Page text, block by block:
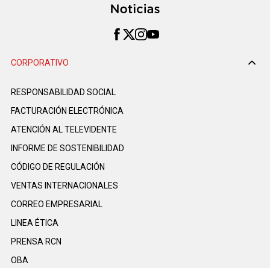
CORPORATIVO
RESPONSABILIDAD SOCIAL
FACTURACIÓN ELECTRÓNICA
ATENCIÓN AL TELEVIDENTE
INFORME DE SOSTENIBILIDAD
CÓDIGO DE REGULACIÓN
VENTAS INTERNACIONALES
CORREO EMPRESARIAL
LINEA ÉTICA
PRENSA RCN
OBA